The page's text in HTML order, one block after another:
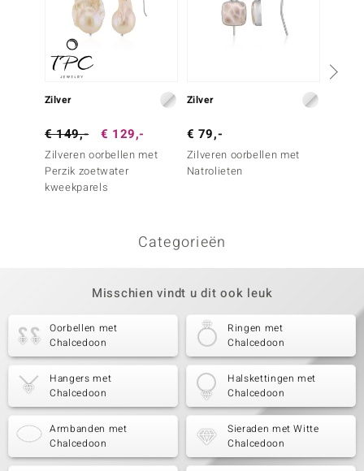
Zilver
€ 149,- € 129,-
Zilveren oorbellen met
Perzik zoetwater
kweekparels
Zilver
€ 79,-
Zilveren oorbellen met
Natrolieten
Categorieën
Misschien vindt u dit ook leuk
Oorbellen met
Chalcedoon
Ringen met
Chalcedoon
Hangers met
Chalcedoon
Halskettingen met
Chalcedoon
Armbanden met
Chalcedoon
Sieraden met Witte
Chalcedoon